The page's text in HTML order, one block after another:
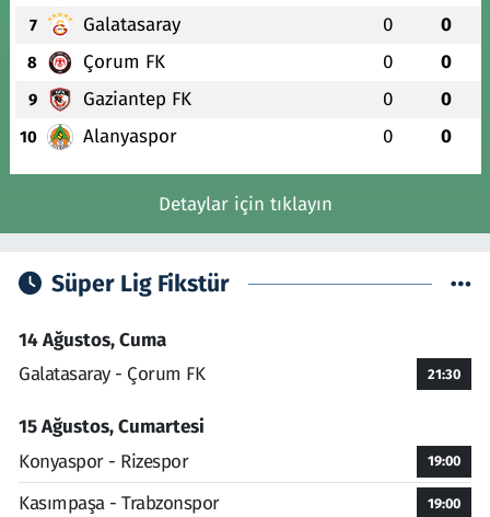
7 Galatasaray 0 0
8 Çorum FK 0 0
9 Gaziantep FK 0 0
10 Alanyaspor 0 0
Detaylar için tıklayın
Süper Lig Fikstür
14 Ağustos, Cuma
Galatasaray - Çorum FK
21:30
15 Ağustos, Cumartesi
Konyaspor - Rizespor
19:00
Kasımpaşa - Trabzonspor 19:00